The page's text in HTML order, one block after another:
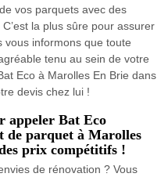
vos parquets avec des
la plus sûre pour assurer
vous informons que toute
tenu au sein de votre
Eco à Marolles En Brie dans
devis chez lui !
appeler Bat Eco
de parquet à Marolles
prix compétitifs !
de rénovation ? Vous